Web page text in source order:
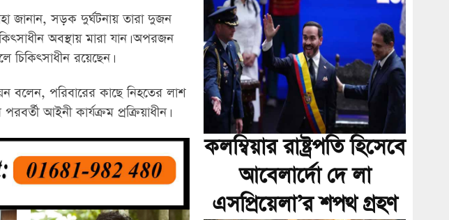
জানান, সড়ক দুর্ঘটনায় তারা দুজন
অবস্থায় মারা যান। অপরজন
রয়েছেন।
বলেন, পরিবারের কাছে নিহতের লাশ
আইনী কার্যক্রম প্রক্রিয়াধীন।
কলম্বিয়ার রাষ্ট্রপতি হিসেবে
আবেলার্দো দে লা
এসপ্রিয়েলা’র শপথ গ্রহণ